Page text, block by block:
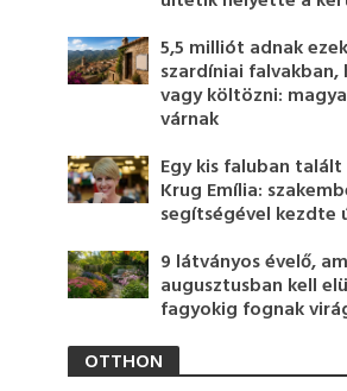
5,5 milliót adnak
szardíniai falvakban,
vagy költözni:
várnak
Egy kis faluban
Krug Emília:
segítségével kezdte
9 látványos évelő,
augusztusban kell
fagyokig fognak
OTTHON